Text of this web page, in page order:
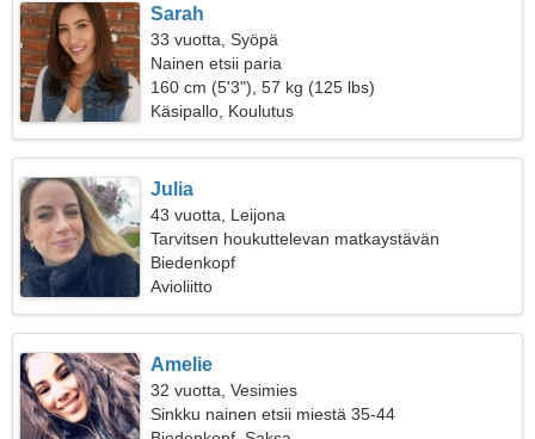
Sarah
33 vuotta, Syöpä
Nainen etsii paria
160 cm (5'3"), 57 kg (125 lbs)
Käsipallo, Koulutus
Julia
43 vuotta, Leijona
Tarvitsen houkuttelevan matkaystävän
Biedenkopf
Avioliitto
Amelie
32 vuotta, Vesimies
Sinkku nainen etsii miestä 35-44